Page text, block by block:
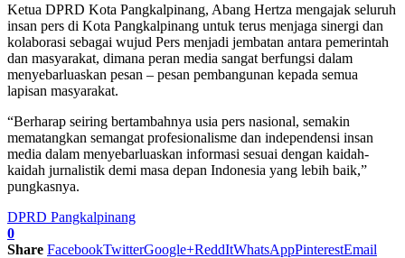
Ketua DPRD Kota Pangkalpinang, Abang Hertza mengajak seluruh
insan pers di Kota Pangkalpinang untuk terus menjaga sinergi dan
kolaborasi sebagai wujud Pers menjadi jembatan antara pemerintah
dan masyarakat, dimana peran media sangat berfungsi dalam
menyebarluaskan pesan – pesan pembangunan kepada semua
lapisan masyarakat.
“Berharap seiring bertambahnya usia pers nasional, semakin
mematangkan semangat profesionalisme dan independensi insan
media dalam menyebarluaskan informasi sesuai dengan kaidah-
kaidah jurnalistik demi masa depan Indonesia yang lebih baik,”
pungkasnya.
DPRD Pangkalpinang
0
Share FacebookTwitterGoogle+ReddItWhatsAppPinterestEmail